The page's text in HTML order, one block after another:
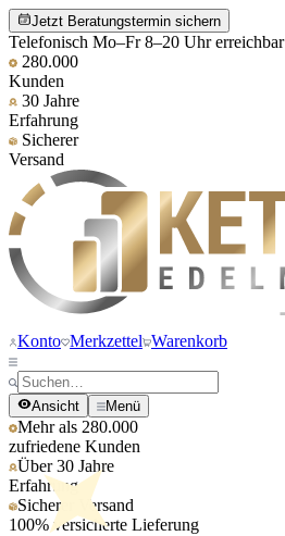
Jetzt Beratungstermin sichern
Telefonisch Mo–Fr 8–20 Uhr erreichbar
280.000
Kunden
30 Jahre
Erfahrung
Sicherer
Versand
Konto Merkzettel Warenkorb
Ansicht Menü
Mehr als 280.000
zufriedene Kunden
Über 30 Jahre
Erfahrung
Sicherer Versand
100% versicherte Lieferung